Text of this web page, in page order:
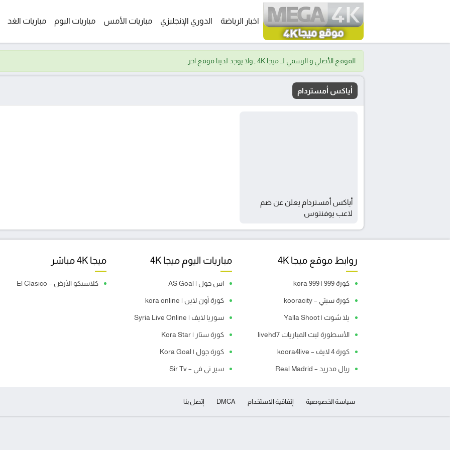
اخبار الرياضة الدوري الإنجليزي مباريات الأمس مباريات اليوم مباريات الغد
الموقع الأصلي و الرسمي لــ ميجا 4K , ولا يوجد لدينا موقع اخر.
أياكس أمستردام
أياكس أمستردام يعلن عن ضم
لاعب يوفنتوس
روابط موقع ميجا 4K
كورة 999 | kora 999
كورة سيتي – kooracity
يلا شوت | Yalla Shoot
الأسطورة لبث المباريات livehd7
كورة 4 لايف – koora4live
ريال مدريد – Real Madrid
مباريات اليوم ميجا 4K
اس جول | AS Goal
كورة أون لاين | kora online
سوريا لايف | Syria Live Online
كورة ستار | Kora Star
كورة جول | Kora Goal
سير تي في – Sir Tv
ميجا 4K مباشر
كلاسيكو الأرض – El Clasico
سياسة الخصوصية إتفاقية الاستخدام DMCA إتصل بنا